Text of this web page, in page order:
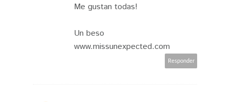
Me gustan todas!
Un beso
www.missunexpected.com
Responder